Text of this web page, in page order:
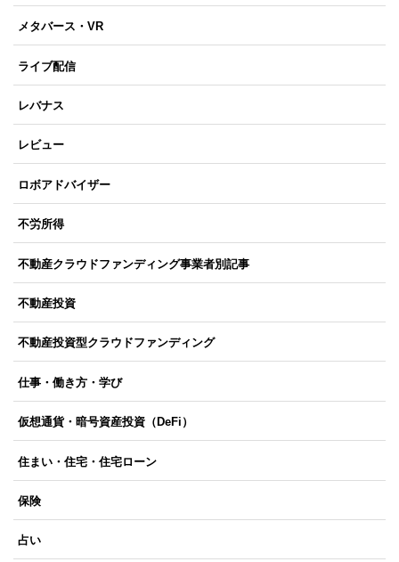
メタバース・VR
ライブ配信
レバナス
レビュー
ロボアドバイザー
不労所得
不動産クラウドファンディング事業者別記事
不動産投資
不動産投資型クラウドファンディング
仕事・働き方・学び
仮想通貨・暗号資産投資（DeFi）
住まい・住宅・住宅ローン
保険
占い